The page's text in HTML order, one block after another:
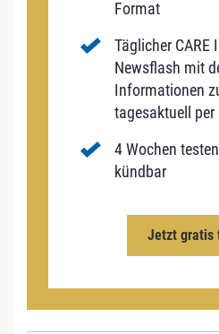
Format
Täglicher CARE
Newsflash mit
Informationen
tagesaktuell per
4 Wochen
kündbar
Jetzt gratis